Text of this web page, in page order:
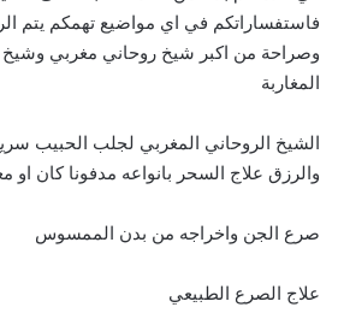
فاستفساراتكم في اي مواضيع تهمكم يتم
وصراحة من اكبر شيخ روحاني مغربي وشيخ
المغاربة
الشيخ الروحاني المغربي لجلب الحبيب
والرزق علاج السحر بانواعه مدفونا كان او
صرع الجن واخراجه من بدن الممسوس
علاج الصرع الطبيعي